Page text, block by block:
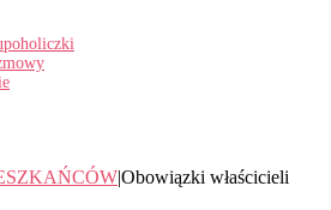
|Obowiązki właścicieli